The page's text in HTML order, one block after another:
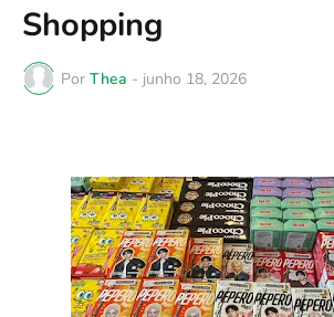
Shopping
Por Thea - junho 18, 2026